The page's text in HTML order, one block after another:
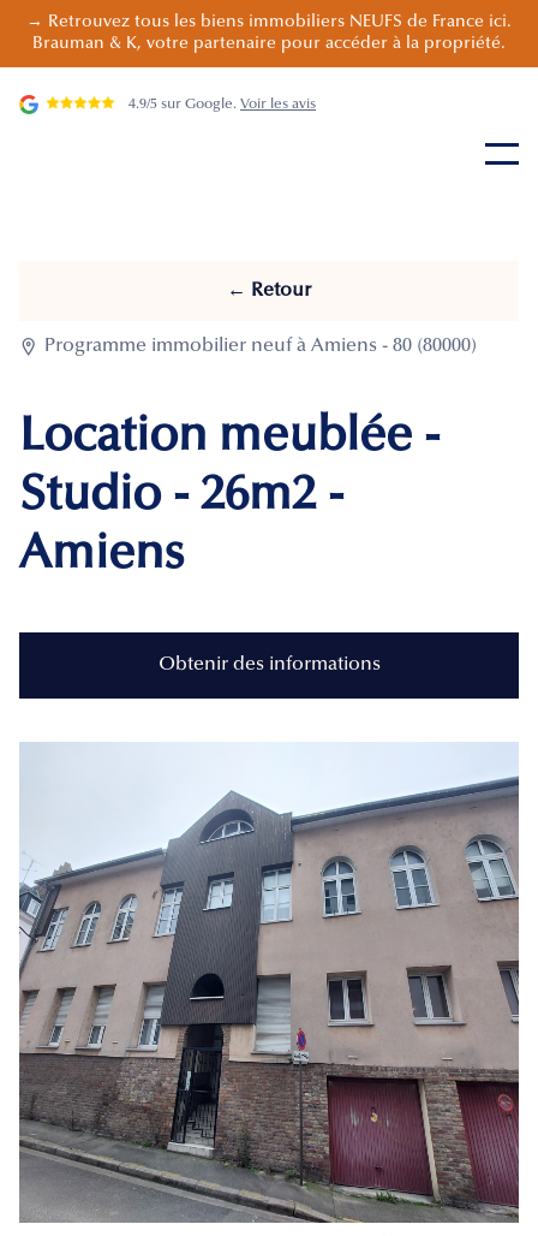
→ Retrouvez tous les biens immobiliers NEUFS de France ici.
Brauman & K, votre partenaire pour accéder à la propriété.
4.9/5 sur Google. Voir les avis
← Retour
 Programme immobilier neuf à Amiens - 80 (80000)
Location meublée -
Studio - 26m2 -
Amiens
Obtenir des informations